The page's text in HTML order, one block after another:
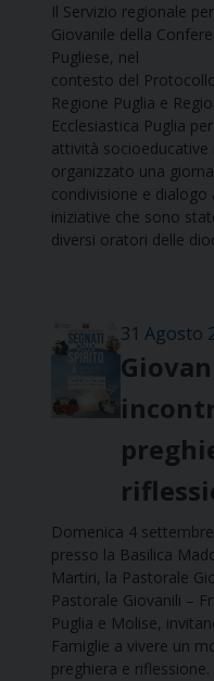
Il Servizio regionale
Giovanile della
Pugliese, nel
contesto del
Regione Puglia e
Ecclesiastica Puglia
attività
organizzato una
condivisione e
iniziative che sono
diversi oratori delle
31 Agosto
Domenica 4
presso la Basilica
Martiri, la Pastorale
Pastorale Giovanili –
Puglia e Molise,
Famiglie a vivere un
preghiera e riflessione.